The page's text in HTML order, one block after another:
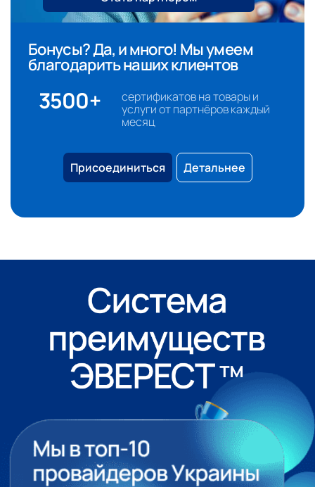
Бонусы? Да, и много! Мы умеем
благодарить наших клиентов
3500+
сертификатов на товары и
услуги от партнёров каждый
месяц
Присоединиться Детальнее